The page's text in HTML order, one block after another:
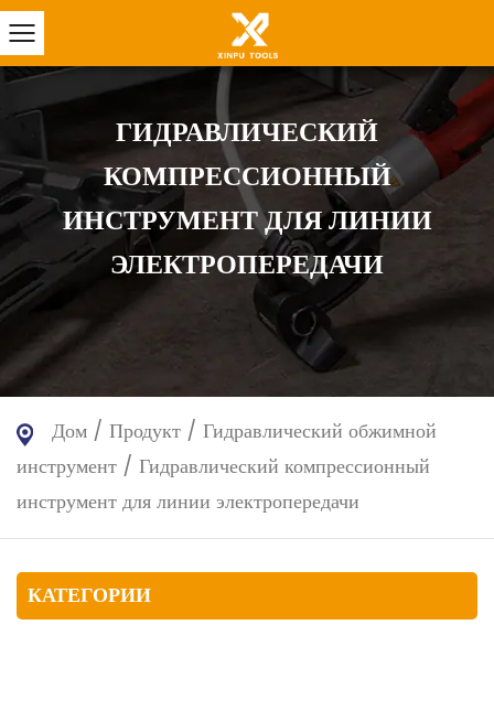
ГИДРАВЛИЧЕСКИЙ
КОМПРЕССИОННЫЙ
ИНСТРУМЕНТ ДЛЯ ЛИНИИ
ЭЛЕКТРОПЕРЕДАЧИ
Дом / Продукт / Гидравлический обжимной
инструмент / Гидравлический компрессионный
инструмент для линии электропередачи
КАТЕГОРИИ